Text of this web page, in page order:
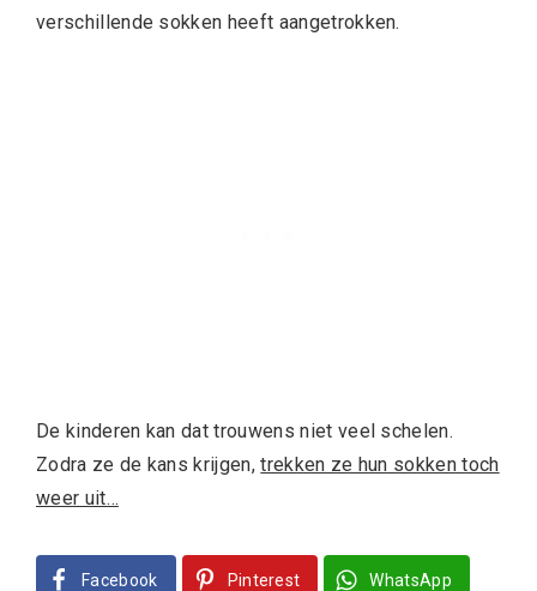
verschillende sokken heeft aangetrokken.
De kinderen kan dat trouwens niet veel schelen.
Zodra ze de kans krijgen,trekken ze hun sokken toch
weer uit…
Facebook Pinterest WhatsApp